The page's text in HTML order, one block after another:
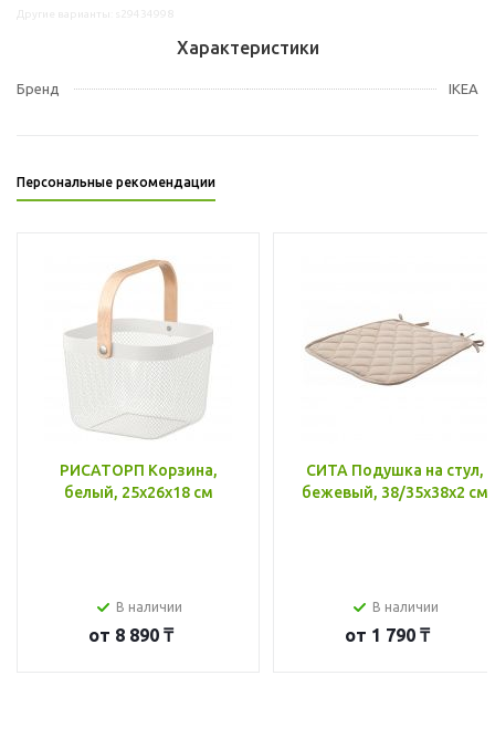
Характеристики
Бренд IKEA
Персональные рекомендации
РИСАТОРП Корзина,
белый, 25x26x18 см
В наличии
от 8 890 ₸
СИТА Подушка на стул,
бежевый, 38/35x38x2 см
В наличии
от 1 790 ₸